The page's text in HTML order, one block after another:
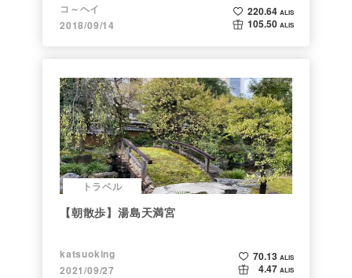
コ～ヘイ
2018/09/14
220.64 ALIS
105.50 ALIS
トラベル
【朝散歩】湯島天満宮
katsuoking
2021/09/27
70.13 ALIS
4.47 ALIS